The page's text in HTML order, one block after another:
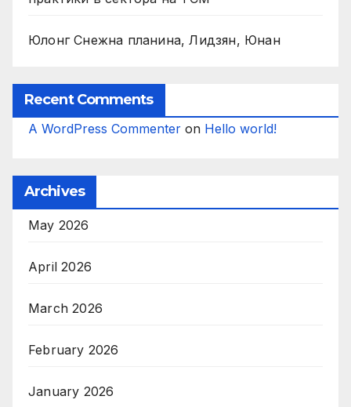
Юлонг Снежна планина, Лидзян, Юнан
Recent Comments
A WordPress Commenter on Hello world!
Archives
May 2026
April 2026
March 2026
February 2026
January 2026